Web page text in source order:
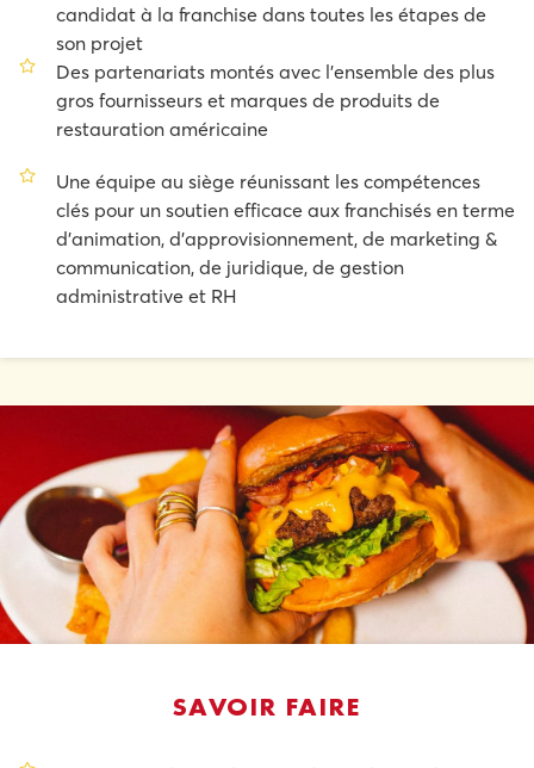
candidat à la franchise dans toutes les étapes de
son projet
Des partenariats montés avec l'ensemble des plus
gros fournisseurs et marques de produits de
restauration américaine
Une équipe au siège réunissant les compétences
clés pour un soutien efficace aux franchisés en terme
d'animation, d'approvisionnement, de marketing &
communication, de juridique, de gestion
administrative et RH
SAVOIR FAIRE